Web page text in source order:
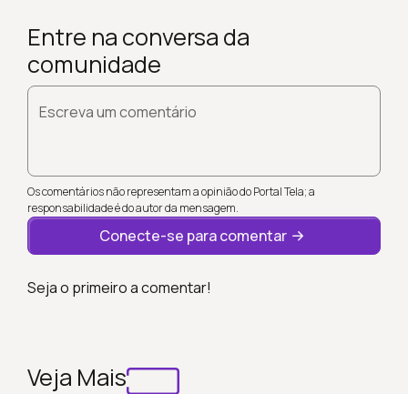
Entre na conversa da
comunidade
Escreva um comentário
Os comentários não representam a opinião do Portal Tela; a
responsabilidade é do autor da mensagem.
Conecte-se para comentar
Seja o primeiro a comentar!
Veja Mais